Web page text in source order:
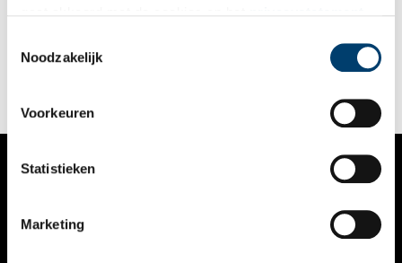
Noodzakelijk
Voorkeuren
Statistieken
Marketing
opgebouwd. Het is een van de oudste kustlichten die
Nederland rijk is.
NIEUWS